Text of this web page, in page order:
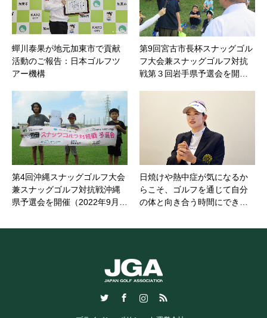
蟬川泰果が地元加東市で貢献
活動のご報告：日本ゴルフツ
アー機構
第9回宮古市長杯スナッグゴル
フ大会兼スナッグゴルフ対抗
戦第３回岩手県予選会を開…
第4回沖縄スナッグゴルフ大会
兼スナッグゴルフ対抗戦沖縄
県予選会を開催（2022年9月…
日焼けや熱中症が気になるか
らこそ、ゴルフを通じて自分
の体と向き合う時間にでき…
RSS